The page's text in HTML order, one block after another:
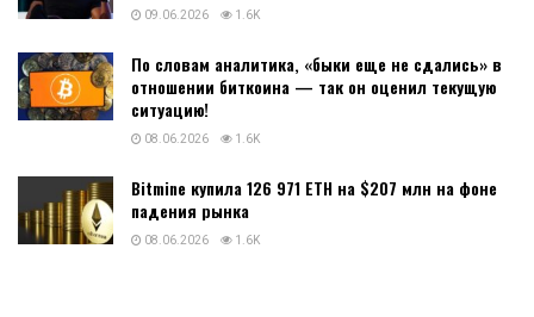
09.06.2026 1.6K
По словам аналитика, «быки еще не сдались» в
отношении биткоина — так он оценил текущую
ситуацию!
08.06.2026 1.6K
Bitmine купила 126 971 ETH на $207 млн на фоне
падения рынка
08.06.2026 1.6K